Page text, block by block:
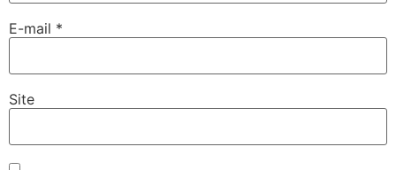
E-mail *
Site